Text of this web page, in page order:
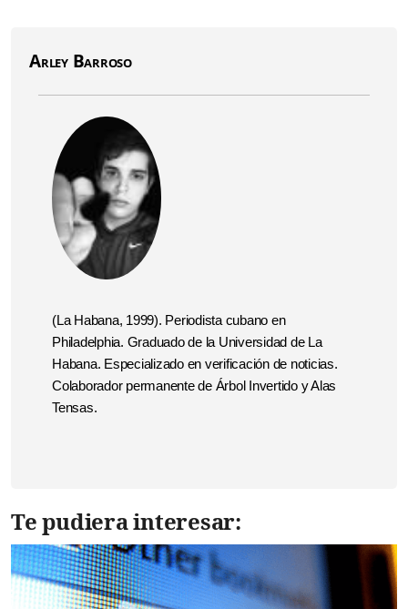
Arley Barroso
(La Habana, 1999). Periodista cubano en
Philadelphia. Graduado de la Universidad de La
Habana. Especializado en verificación de noticias.
Colaborador permanente de Árbol Invertido y Alas
Tensas.
Te pudiera interesar: